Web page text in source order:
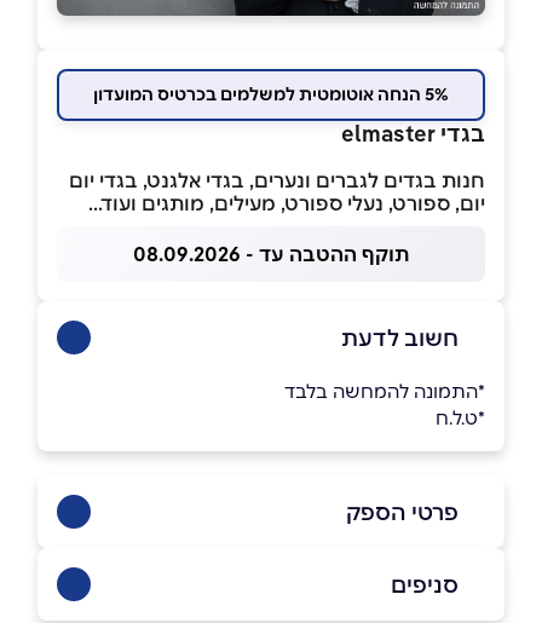
5% הנחה אוטומטית למשלמים בכרטיס המועדון
בגדי elmaster
חנות בגדים לגברים ונערים, בגדי אלגנט, בגדי יום
יום, ספורט, נעלי ספורט, מעילים, מותגים ועוד...
תוקף ההטבה עד - 08.09.2026
חשוב לדעת
*התמונה להמחשה בלבד
*ט.ל.ח
פרטי הספק
סניפים